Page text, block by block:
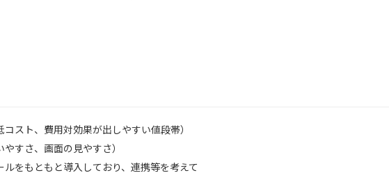
コスト、費用対効果が出しやすい値段帯）
すさ、画面の見やすさ）
ルをもともと導入しており、連携等を考えて